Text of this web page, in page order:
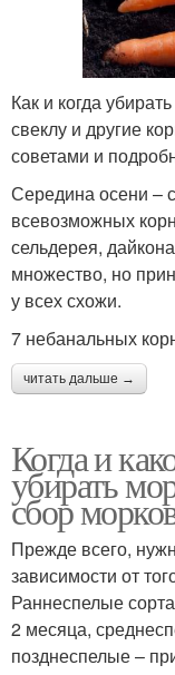
Как и когда
свеклу и другие
советами и
Середина осени –
всевозможных
сельдерея,
множество, но
у всех схожи.
7 небанальных
читать дальше →
Когда и
убирать
сбор
Прежде всего,
зависимости от
Раннеспелые
2 месяца,
позднеспелые –